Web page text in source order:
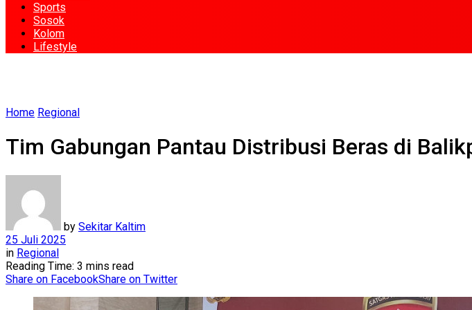
Sports
Sosok
Kolom
Lifestyle
Home Regional
Tim Gabungan Pantau Distribusi Beras di
by Sekitar Kaltim
25 Juli 2025
in Regional
Reading Time: 3 mins read
Share on FacebookShare on Twitter